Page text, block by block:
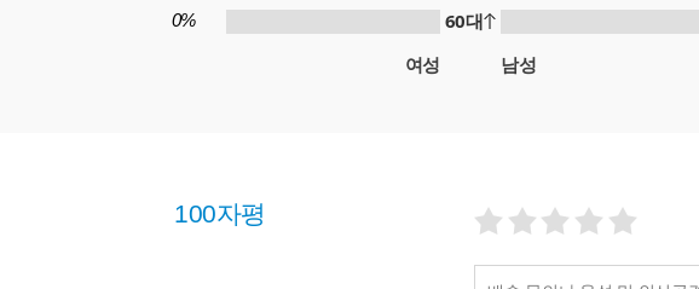
0% 60대
여성 남성
100자평